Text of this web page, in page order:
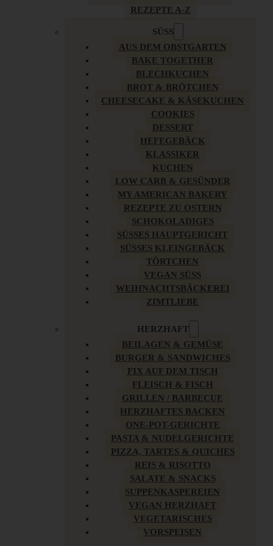
REZEPTE A-Z
SÜSS
AUS DEM OBSTGARTEN
BAKE TOGETHER
BLECHKUCHEN
BROT & BRÖTCHEN
CHEESECAKE & KÄSEKUCHEN
COOKIES
DESSERT
HEFEGEBÄCK
KLASSIKER
KUCHEN
LOW CARB & GESÜNDER
MY AMERICAN BAKERY
REZEPTE ZU OSTERN
SCHOKOLADIGES
SÜSSES HAUPTGERICHT
SÜSSES KLEINGEBÄCK
TÖRTCHEN
VEGAN SÜSS
WEIHNACHTSBÄCKEREI
ZIMTLIEBE
HERZHAFT
BEILAGEN & GEMÜSE
BURGER & SANDWICHES
FIX AUF DEM TISCH
FLEISCH & FISCH
GRILLEN / BARBECUE
HERZHAFTES BACKEN
ONE-POT-GERICHTE
PASTA & NUDELGERICHTE
PIZZA, TARTES & QUICHES
REIS & RISOTTO
SALATE & SNACKS
SUPPENKASPEREIEN
VEGAN HERZHAFT
VEGETARISCHES
VORSPEISEN